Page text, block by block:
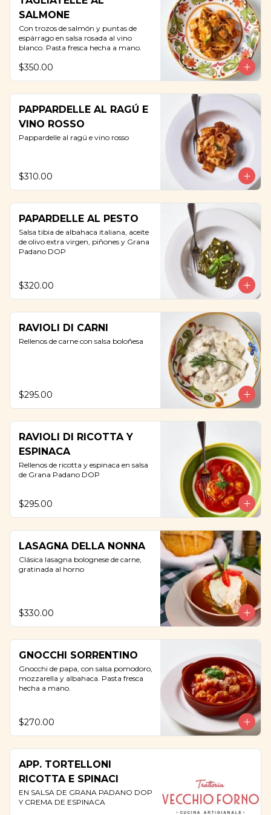
SALMONE
Con trozos de salmón y puntas de
espárrago en salsa rosada al vino
blanco. Pasta fresca hecha a mano.
$350.00
PAPPARDELLE AL RAGÚ E
VINO ROSSO
Pappardelle al ragú e vino rosso
$310.00
PAPARDELLE AL PESTO
Salsa tibia de albahaca italiana, aceite
de olivo extra virgen, piñones y Grana
Padano DOP
$320.00
RAVIOLI DI CARNI
Rellenos de carne con salsa boloñesa
$295.00
RAVIOLI DI RICOTTA Y
ESPINACA
Rellenos de ricotta y espinaca en salsa
de Grana Padano DOP
$295.00
LASAGNA DELLA NONNA
Clásica lasagna bolognese de carne,
gratinada al horno
$330.00
GNOCCHI SORRENTINO
Gnocchi de papa, con salsa pomodoro,
mozzarella y albahaca. Pasta fresca
hecha a mano.
$270.00
APP. TORTELLONI
RICOTTA E SPINACI
EN SALSA DE GRANA PADANO DOP
Y CREMA DE ESPINACA